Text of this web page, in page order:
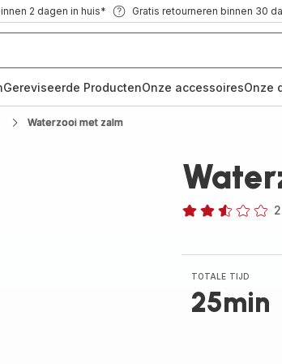
2 dagen in huis* Gratis retourneren binnen 30
Gereviseerde ProductenOnze accessoiresOnze
Waterzooi met zalm
TOTALE TIJD
25min